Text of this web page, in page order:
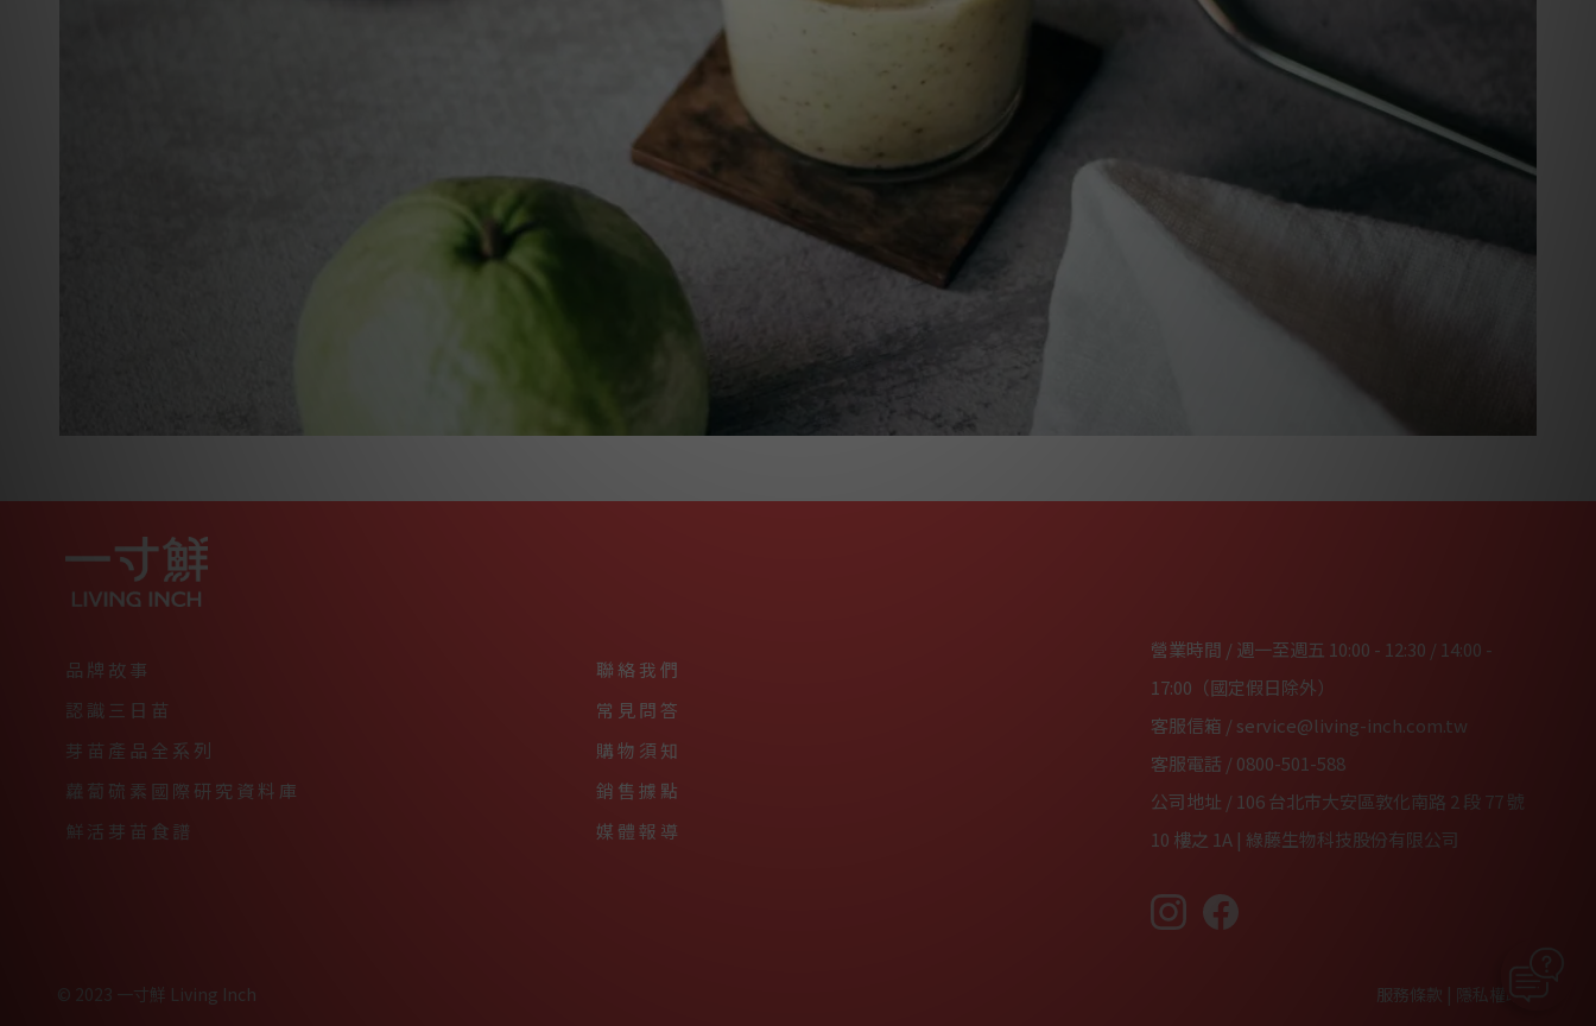
品牌故事
認識三日苗
芽苗產品全系列
蘿蔔硫素國際研究資料庫
鮮活芽苗食譜
聯絡我們
常見問答
購物須知
銷售據點
媒體報導
營業時間 / 週一至週五 10:00 - 12:30 / 14:00 -
17:00（國定假日除外）
客服信箱 / service@living-inch.com.tw
客服電話 / 0800-501-588
公司地址 / 106 台北市大安區敦化南路 2 段 77 號
10 樓之 1A | 綠藤生物科技股份有限公司
© 2023 一寸鮮 Living Inch 服務條款 | 隱私權政策